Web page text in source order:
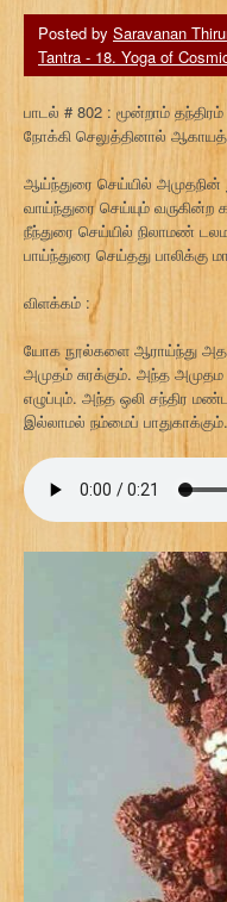
Posted by Saravanan
Tantra - 18. Yoga of
பாடல் # 802 : மூன்றாம்
நோக்கி செலுத்தினால்
ஆய்ந்துரை செய்யில் அமுதநின்
வாய்ந்துரை செய்யும் வருகின்ற
நீந்துரை செய்யில் நிலாமண்
பாய்ந்துரை செய்தது பாலிக்கு
விளக்கம் :
யோக நூல்களை ஆராய்ந்து
அமுதம் சுரக்கும். அந்த
எழுப்பும். அந்த ஒலி சந்திர
இல்லாமல் நம்மைப் பாதுகாக்கும்.